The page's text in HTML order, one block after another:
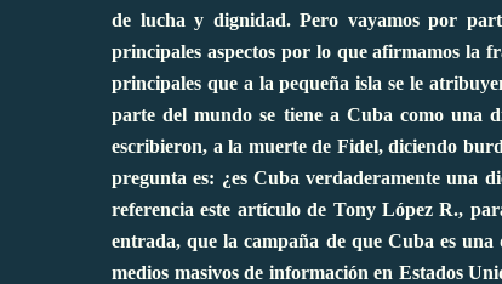
de lucha y dignidad. Pero vayamos por
principales aspectos por lo que afirmamos la
principales que a la pequeña isla se le
parte del mundo se tiene a Cuba como una
escribieron, a la muerte de Fidel, diciendo
pregunta es: ¿es Cuba verdaderamente una
referencia este artículo de Tony López R.,
entrada, que la campaña de que Cuba es
medios masivos de información en Estados